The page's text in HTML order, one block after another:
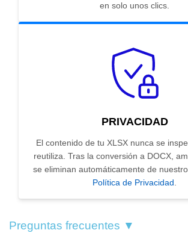
en solo unos clics.
PRIVACIDAD
El contenido de tu XLSX nunca se
reutiliza. Tras la conversión a DOCX,
se eliminan automáticamente de
Política de Privacidad.
Preguntas frecuentes ▼